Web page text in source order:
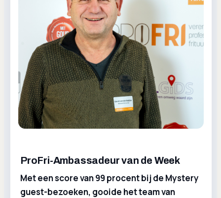
ProFri-Ambassadeur van de Week
Met een score van 99 procent bij de Mystery
guest-bezoeken, gooide het team van